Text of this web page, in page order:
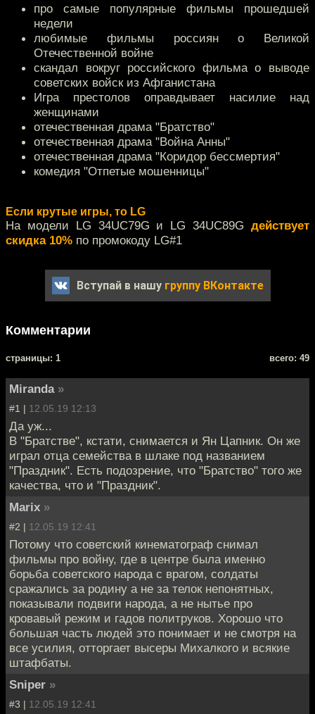
про самые популярные фильмы прошедшей
недели
любимые фильмы россиян о Великой
Отечественной войне
скандал вокруг российского фильма о выводе
советских войск из Афганистана
Игра престолов оправдывает насилие над
женщинами
отечественная драма "Братство"
отечественная драма "Война Анны"
отечественная драма "Коридор бессмертия"
комедия "Отпетые мошенницы"
Если крутые игры, то LG
На модели LG 34UC79G и LG 34UC89G действует
скидка 10% по промокоду LG#1
Вступай в нашу группу ВКонтакте
Комментарии
cтраницы: 1 всего: 49
Miranda »
#1 | 12.05.19 12:13
Да уж...
В "Братстве", кстати, снимается и Ян Цапник. Он же
играл отца семейства в шлаке под названием
"Праздник". Есть подозрение, что "Братство" того же
качества, что и "Праздник".
Marix »
#2 | 12.05.19 12:41
Потому что советский кинематограф снимал
фильмы про войну, где в центре была именно
борьба советского народа с врагом, солдаты
сражались за родину а не за телок непонятных,
показывали подвиги народа, а не нытье про
кровавый режим и гадов политруков. Хорошо что
большая часть людей это понимает и не смотря на
все усилия, отторгает высеры Михалкого и всякие
штафбаты.
Sniper »
#3 | 12.05.19 12:41